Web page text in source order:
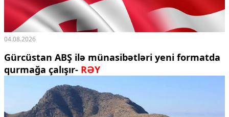
04.08.2026
Gürcüstan ABŞ ilə münasibətləri yeni formatda
qurmağa çalışır- RƏY